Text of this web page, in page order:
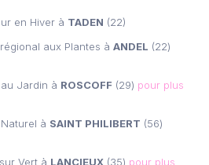
en Hiver à TADEN (22)
aux Plantes à ANDEL (22)
Jardin à ROSCOFF (29) pour plus
à SAINT PHILIBERT (56)
Vert à LANCIEUX (35) pour plus